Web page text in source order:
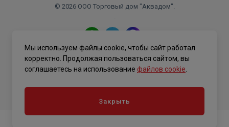
© 2026 ООО Торговый дом "Аквадом".
.
Политика конфиденциальности
Мы используем файлы cookie, чтобы сайт работал
корректно. Продолжая пользоваться сайтом, вы
соглашаетесь на использование файлов cookie
Закрыть